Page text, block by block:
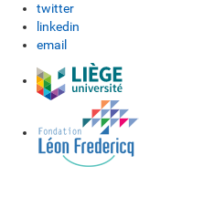
twitter
linkedin
email